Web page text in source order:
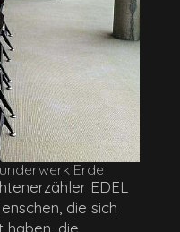
Erde
EDEL
die sich